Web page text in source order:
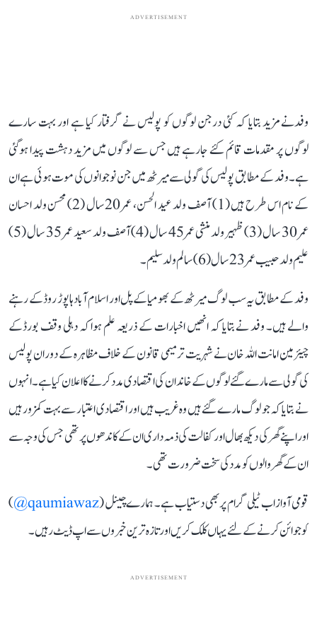
ADVERTISEMENT
وفدنے مزید بتایا کہ کئی درجن لوگوں کو پولیس نے گرفتار کیا ہے اور بہت سارے
لوگوں پر مقدمات قائم کئے جارہے ہیں جس سے لوگوں میں مزید دہشت پیدا ہوگئی
ہے۔ وفد کے مطابق پولیس کی گولی سے میرٹھ میں جن نوجوانوں کی موت ہوئی ہے ان
کے نام اس طرح ہیں (1) آصف ولد عید الحسن، عمر 20سال (2) محسن ولد احسان
عمر 30 سال (3) ظہیر ولد منشی عمر 45 سال (4) آصف ولد سعید عمر 35 سال (5)
علیم ولد حبیب عمر 23 سال (6) سالم ولد سلیم۔
وفد کے مطابق یہ سب لوگ میرٹھ کے بھومیا کے پل اور اسلام آباد ہاپوڑ روڈ کے رہنے
والے ہیں۔ وفد نے بتایا کہ انھیں اخبارات کے ذریعہ علم ہوا کہ دہلی وقف بورڈکے
چیئرمین امانت اللہ خان نے شہریت ترمیمی قانون کے خلاف مظاہرہ کے دوران پولیس
کی گولی سے مارے گئے لوگوں کے خاندان کی اقتصادی مددکرنے کا اعلان کیا ہے۔ انہوں
نے بتایا کہ جو لوگ مارے گئے ہیں وہ غریب ہیں اور اقتصادی اعتبار سے بہت کمزور ہیں
اور اپنے گھر کی دیکھ بھال اور کفالت کی ذمہ داری ان کے کاندھوں پر تھی جس کی وجہ سے
ان کے گھر والوں کو مدد کی سخت ضرورت تھی۔
قومی آواز اب ٹیلی گرام پر بھی دستیاب ہے۔ ہمارے چینل (qaumiawaz@
)
کو جوائن کرنے کے لئے یہاں کلک کریں اور تازہ ترین خبروں سے اپ ڈیٹ رہیں۔
ADVERTISEMENT